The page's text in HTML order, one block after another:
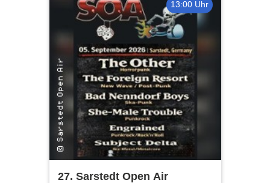
13:00 Uhr
27. Sarstedt Open Air